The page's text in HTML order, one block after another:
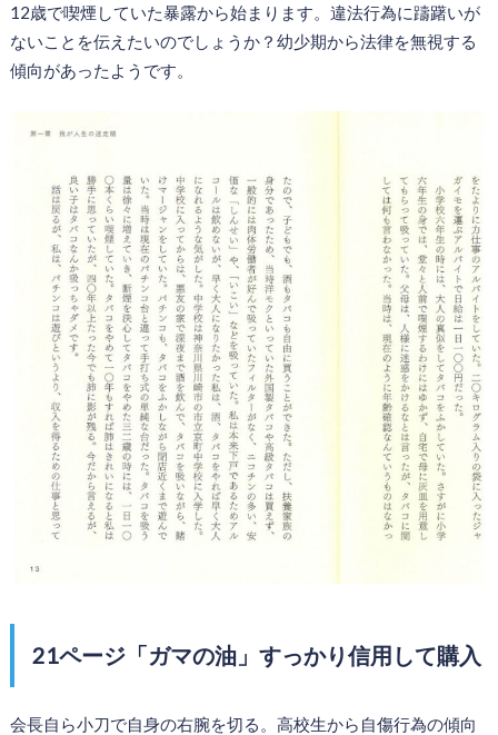
12歳で喫煙していた暴露から始まります。違法行為に躊躇いが
ないことを伝えたいのでしょうか？幼少期から法律を無視する
傾向があったようです。
21ページ「ガマの油」すっかり信用して購入
会長自ら小刀で自身の右腕を切る。高校生から自傷行為の傾向